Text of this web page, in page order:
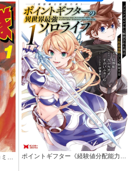
ポイントギフター《経験値分配能力者》の異世界最強ソロライフ ～ブラックギルドから解放された男は万能最強職として無双する～（コミック） ： 1 (モンスターコミックス)